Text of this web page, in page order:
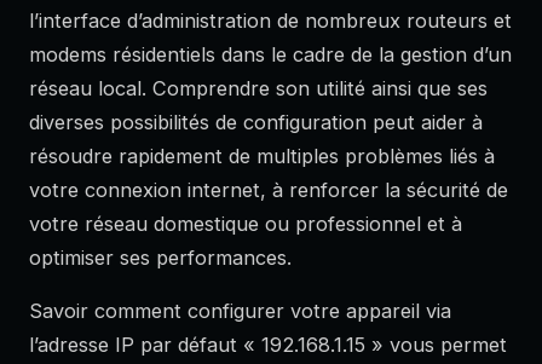
l’interface d’administration de nombreux routeurs et
modems résidentiels dans le cadre de la gestion d’un
réseau local. Comprendre son utilité ainsi que ses
diverses possibilités de configuration peut aider à
résoudre rapidement de multiples problèmes liés à
votre connexion internet, à renforcer la sécurité de
votre réseau domestique ou professionnel et à
optimiser ses performances.
Savoir comment configurer votre appareil via
l’adresse IP par défaut « 192.168.1.15 » vous permet